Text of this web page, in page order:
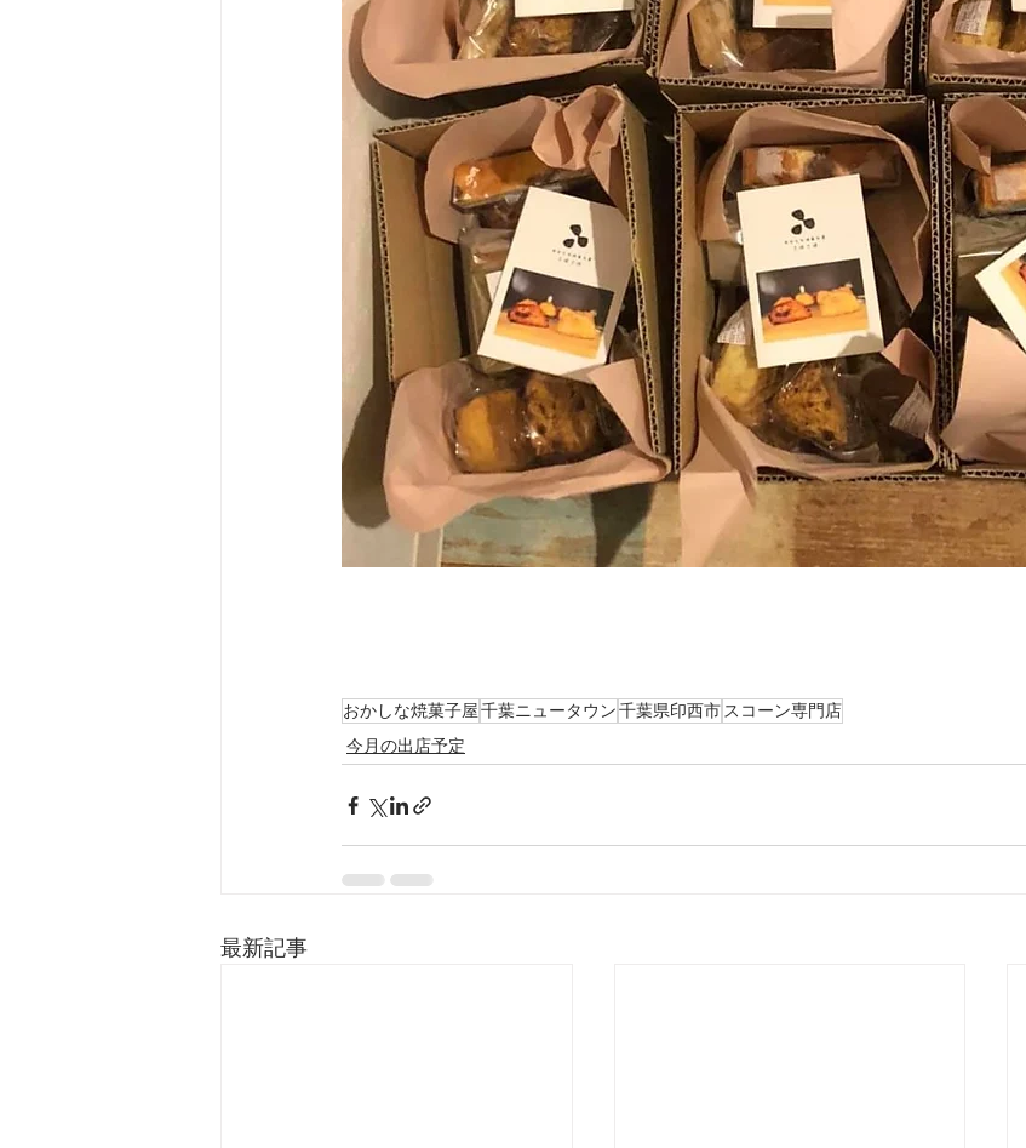
おかしな焼菓子屋千葉ニュータウン千葉県印西市スコーン専門店
今月の出店予定
最新記事